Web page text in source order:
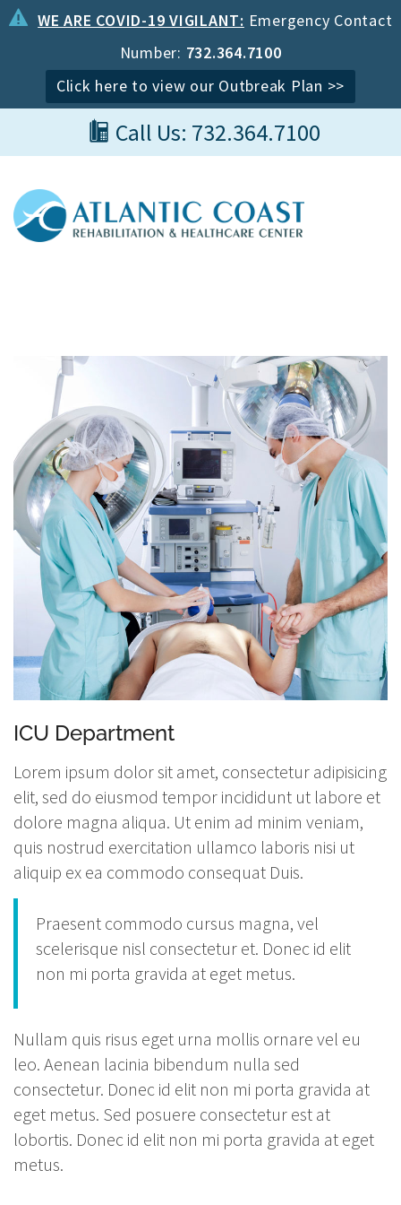
WE ARE COVID-19 VIGILANT: Emergency Contact
Number: 732.364.7100
Click here to view our Outbreak Plan >>
Call Us: 732.364.7100
ICU Department
Lorem ipsum dolor sit amet, consectetur adipisicing
elit, sed do eiusmod tempor incididunt ut labore et
dolore magna aliqua. Ut enim ad minim veniam,
quis nostrud exercitation ullamco laboris nisi ut
aliquip ex ea commodo consequat Duis.
Praesent commodo cursus magna, vel
scelerisque nisl consectetur et. Donec id elit
non mi porta gravida at eget metus.
Nullam quis risus eget urna mollis ornare vel eu
leo. Aenean lacinia bibendum nulla sed
consectetur. Donec id elit non mi porta gravida at
eget metus. Sed posuere consectetur est at
lobortis. Donec id elit non mi porta gravida at eget
metus.